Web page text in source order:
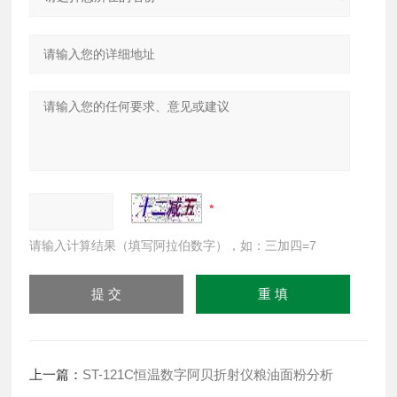
请输入计算结果（填写阿拉伯数字），如：三加四=7
上一篇： ST-121C恒温数字阿贝折射仪粮油面粉分析